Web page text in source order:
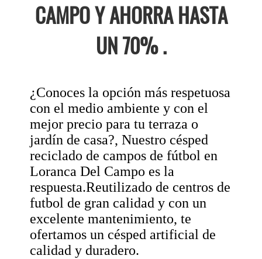
CAMPO Y AHORRA HASTA
UN 70% .
¿Conoces la opción más respetuosa
con el medio ambiente y con el
mejor precio para tu terraza o
jardín de casa?, Nuestro césped
reciclado de campos de fútbol en
Loranca Del Campo es la
respuesta.Reutilizado de centros de
futbol de gran calidad y con un
excelente mantenimiento, te
ofertamos un césped artificial de
calidad y duradero.